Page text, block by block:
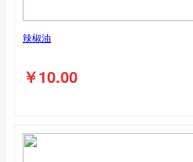
辣椒油
￥10.00